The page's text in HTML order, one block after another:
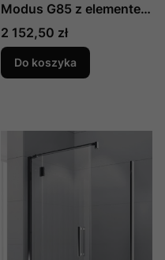
Modus G85 z elementem
stałym do wnęki 85 cm
produkcji Novellini
MODUSG85L-D-1K
prawe
Cena
2 152,50 zł
Do koszyka